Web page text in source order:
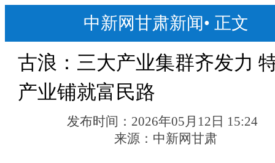
中新网甘肃新闻• 正文
古浪：三大产业集群齐发力
产业铺就富民路
发布时间： 2026年05月12日 15:24
来源： 中新网甘肃